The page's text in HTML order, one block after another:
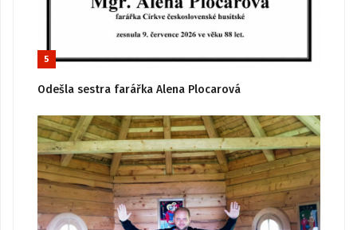
5
Odešla sestra farářka Alena Plocarová